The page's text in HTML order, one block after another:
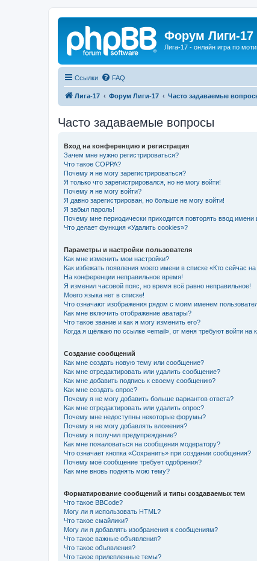
Форум Лиги-17
Лига-17 - онлайн игра по
Ссылки FAQ
Лига-17 Форум Лиги-17 Часто задаваемые
Часто задаваемые вопросы
Вход на конференцию и регистрация
Зачем мне нужно регистрироваться?
Что такое COPPA?
Почему я не могу зарегистрироваться?
Я только что зарегистрировался, но не могу войти!
Почему я не могу войти?
Я давно зарегистрирован, но больше не могу войти!
Я забыл пароль!
Почему мне периодически приходится повторять ввод имени
Что делает функция «Удалить cookies»?
Параметры и настройки пользователя
Как мне изменить мои настройки?
Как избежать появления моего имени в списке «Кто сейчас
На конференции неправильное время!
Я изменил часовой пояс, но время всё равно неправильное!
Моего языка нет в списке!
Что означают изображения рядом с моим именем
Как мне включить отображение аватары?
Что такое звание и как я могу изменить его?
Когда я щёлкаю по ссылке «email», от меня требуют войти на
Создание сообщений
Как мне создать новую тему или сообщение?
Как мне отредактировать или удалить сообщение?
Как мне добавить подпись к своему сообщению?
Как мне создать опрос?
Почему я не могу добавить больше вариантов ответа?
Как мне отредактировать или удалить опрос?
Почему мне недоступны некоторые форумы?
Почему я не могу добавлять вложения?
Почему я получил предупреждение?
Как мне пожаловаться на сообщения модератору?
Что означает кнопка «Сохранить» при создании сообщения?
Почему моё сообщение требует одобрения?
Как мне вновь поднять мою тему?
Форматирование сообщений и типы создаваемых тем
Что такое BBCode?
Могу ли я использовать HTML?
Что такое смайлики?
Могу ли я добавлять изображения к сообщениям?
Что такое важные объявления?
Что такое объявления?
Что такое прилепленные темы?